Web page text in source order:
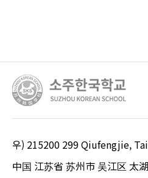
우) 215200 299 Qiufengjie,
中国 江苏省 苏州市 吴江区 太